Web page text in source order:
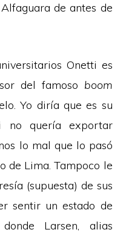
de antes de
Onetti es
del famoso boom
Yo diría que es su
no quería exportar
lo mal que lo pasó
de Lima. Tampoco le
(supuesta) de sus
sentir un estado de
Larsen, alias